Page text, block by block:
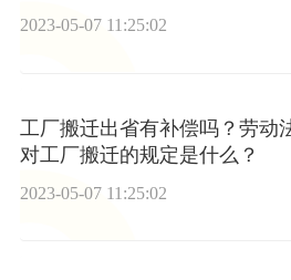
劳动者赔偿吗？
2023-05-07 11:25:02
工厂搬迁出省有补偿吗？劳动
对工厂搬迁的规定是什么？
2023-05-07 11:25:02